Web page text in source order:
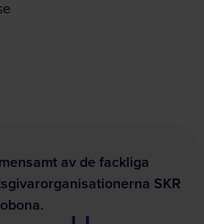
av de fackliga
SKR